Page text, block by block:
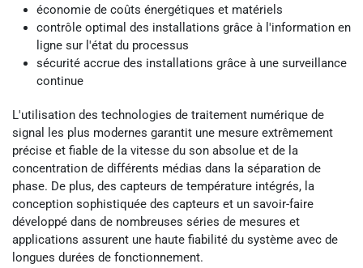
économie de coûts énergétiques et matériels
contrôle optimal des installations grâce à l'information en
ligne sur l'état du processus
sécurité accrue des installations grâce à une surveillance
continue
L'utilisation des technologies de traitement numérique de
signal les plus modernes garantit une mesure extrêmement
précise et fiable de la vitesse du son absolue et de la
concentration de différents médias dans la séparation de
phase. De plus, des capteurs de température intégrés, la
conception sophistiquée des capteurs et un savoir-faire
développé dans de nombreuses séries de mesures et
applications assurent une haute fiabilité du système avec de
longues durées de fonctionnement.